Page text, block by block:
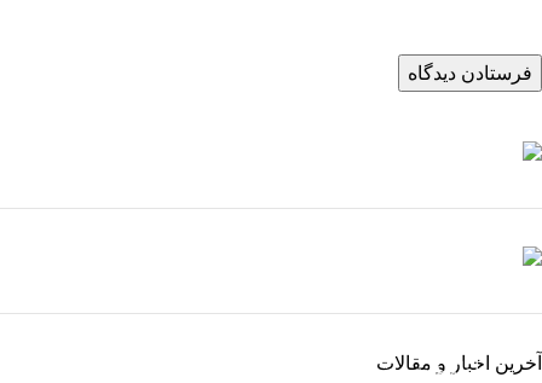
اطلاعات بیشتر
آخرین اخبار و مقالات